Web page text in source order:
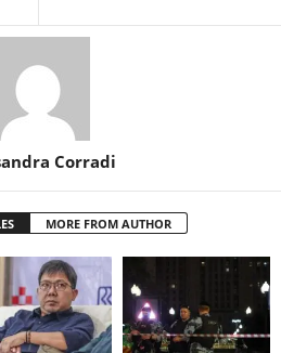
Corradi
MORE FROM AUTHOR